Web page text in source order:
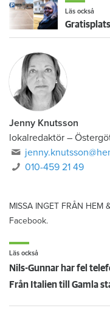
Läs också
Jenny Knutsson
lokalredaktör –
010-459 21 49
MISSA INGET FRÅN HEM
Facebook.
Läs också
Nils-Gunnar har fel
Från Italien till Gamla